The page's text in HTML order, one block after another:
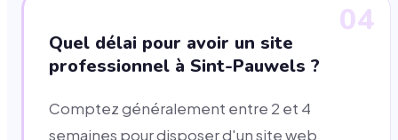
04
Quel délai pour avoir un site
professionnel à Sint-Pauwels ?
Comptez généralement entre 2 et 4
semaines pour disposer d'un site web